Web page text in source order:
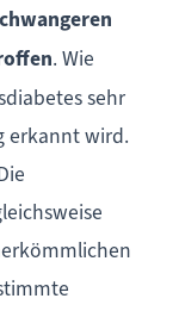
. Wie
sehr
erkannt wird.